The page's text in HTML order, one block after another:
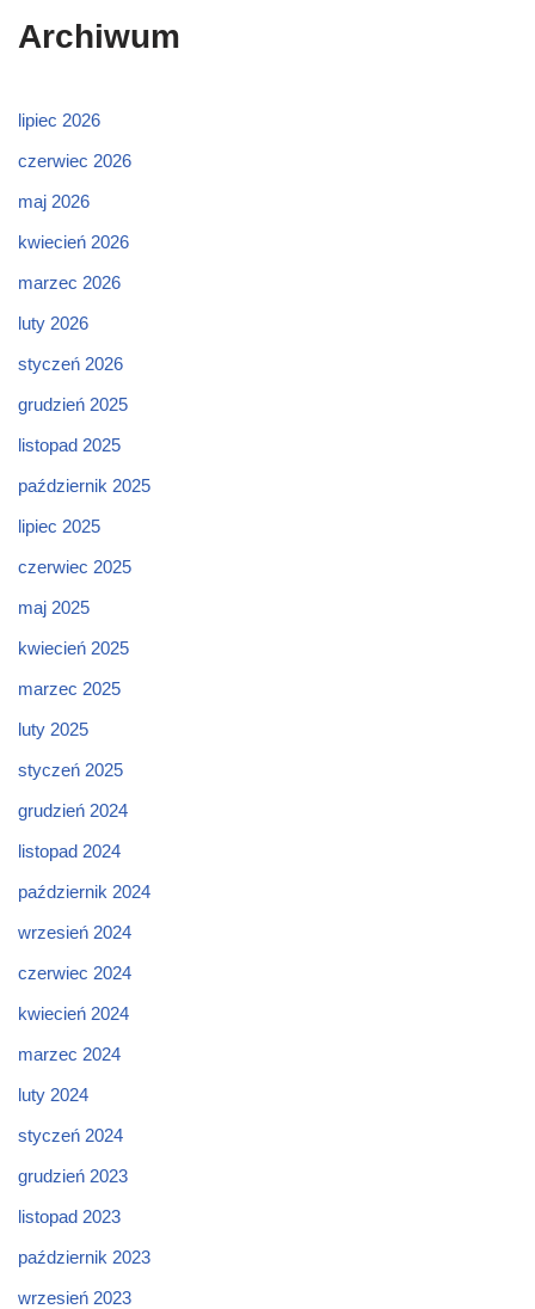
Archiwum
lipiec 2026
czerwiec 2026
maj 2026
kwiecień 2026
marzec 2026
luty 2026
styczeń 2026
grudzień 2025
listopad 2025
październik 2025
lipiec 2025
czerwiec 2025
maj 2025
kwiecień 2025
marzec 2025
luty 2025
styczeń 2025
grudzień 2024
listopad 2024
październik 2024
wrzesień 2024
czerwiec 2024
kwiecień 2024
marzec 2024
luty 2024
styczeń 2024
grudzień 2023
listopad 2023
październik 2023
wrzesień 2023